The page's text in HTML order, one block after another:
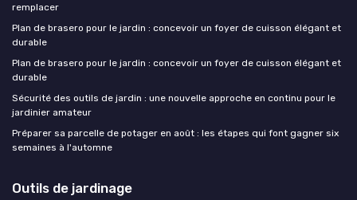
remplacer
Plan de brasero pour le jardin : concevoir un foyer de cuisson élégant et
durable
Plan de brasero pour le jardin : concevoir un foyer de cuisson élégant et
durable
Sécurité des outils de jardin : une nouvelle approche en continu pour le
jardinier amateur
Préparer sa parcelle de potager en août : les étapes qui font gagner six
semaines à l'automne
Outils de jardinage